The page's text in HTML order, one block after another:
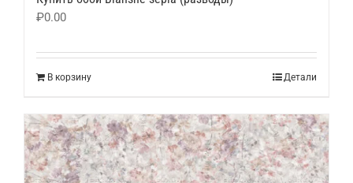
₽0.00
В корзину Детали